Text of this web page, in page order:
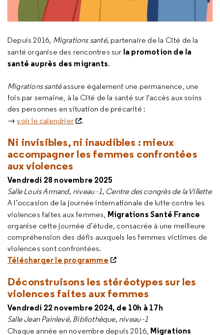
Depuis 2016, Migrations santé, partenaire de la Cité de la
santé organise des rencontres sur la promotion de la
santé auprès des migrants.
Migrations santéassure également une permanence, une
fois par semaine, à la Cité de la santé sur l'accès aux soins
des personnes en situation de précarité :
→voir le calendrier .
Ni invisibles, ni inaudibles : mieux
accompagner les femmes confrontées
aux violences
Vendredi 28 novembre 2025
Salle Louis Armand, niveau -1, Centre des congrès de la Villette
A l’occasion de la journée internationale de lutte contre les
violences faites aux femmes, Migrations Santé France
organise cette journée d’étude, consacrée à une meilleure
compréhension des défis auxquels les femmes victimes de
violences sont confrontées.
Télécharger le programme
Déconstruisons les stéréotypes sur les
violences faites aux femmes
Vendredi 22 novembre 2024, de 10h à 17h
Salle Jean Painlevé, Bibliothèque, niveau -1
Chaque année en novembre depuis 2016, Migrations